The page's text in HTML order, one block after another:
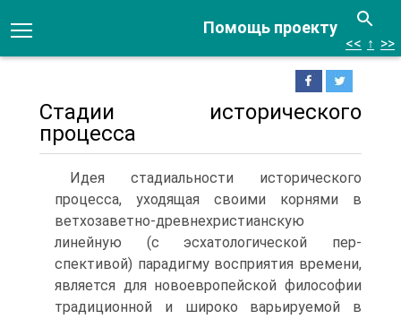
Помощь проекту
<< ↑ >>
Стадии исторического
процесса
Идея стадиальности исторического
процесса, уходящая своими корня­ми в
ветхозаветно-древнехристианскую
линейную (с эсхатологической пер­
спективой) парадигму восприятия времени,
является для новоевропейской философии
традиционной и широко варьируемой в